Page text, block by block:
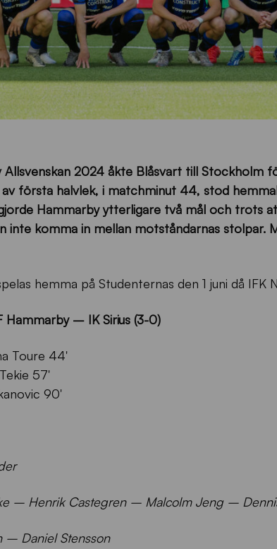
Allsvenskan 2024 åkte Blåsvart till Stockholm
första halvlek, i matchminut 44, stod
Hammarby ytterligare två mål och trots
inte komma in mellan motståndarnas stolpar.
hemma på Studenternas den 1 juni då
Hammarby – IK Sirius (3-0)
Toure 44′
57′
90′
– Henrik Castegren – Malcolm Jeng –
– Daniel Stensson